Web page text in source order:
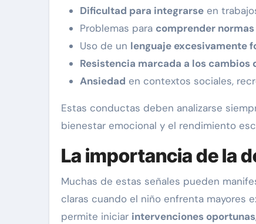
Dificultad para integrarse en
Problemas para comprender
Uso de un lenguaje excesivamente
Resistencia marcada a los cambios
Ansiedad en contextos sociales,
Estas conductas deben analizarse
bienestar emocional y el rendimiento
La importancia de la
Muchas de estas señales pueden
claras cuando el niño enfrenta mayores
permite iniciar intervenciones oportunas